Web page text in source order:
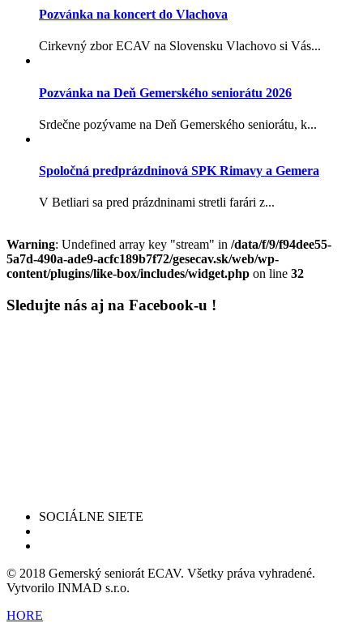
Pozvánka na koncert do Vlachova
Cirkevný zbor ECAV na Slovensku Vlachovo si Vás...
Pozvánka na Deň Gemerského seniorátu 2026
Srdečne pozývame na Deň Gemerského seniorátu, k...
Spoločná predprázdninová SPK Rimavy a Gemera
V Betliari sa pred prázdninami stretli farári z...
Warning: Undefined array key "stream" in /data/f/9/f94dee55-
5a7d-490a-ade9-acfc189b7f72/gesecav.sk/web/wp-
content/plugins/like-box/includes/widget.php on line 32
Sledujte nás aj na Facebook-u !
SOCIÁLNE SIETE
© 2018 Gemerský seniorát ECAV. Všetky práva vyhradené.
Vytvorilo INMAD s.r.o.
HORE